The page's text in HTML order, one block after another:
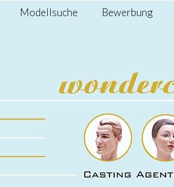
Modellsuche Bewerbung